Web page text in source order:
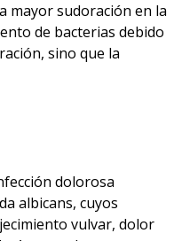
mayor sudoración en la
de bacterias debido
sino que la
dolorosa
albicans, cuyos
vulvar, dolor